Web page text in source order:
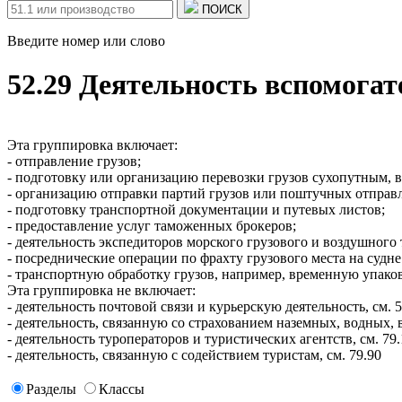
ПОИСК
Введите номер или слово
52.29 Деятельность
Эта группировка включает:
- отправление грузов;
- подготовку или организацию перевозки грузов
- организацию отправки партий грузов или поштучных
- подготовку транспортной документации и путевых листов;
- предоставление услуг таможенных брокеров;
- деятельность экспедиторов морского грузового и воздушного
- посреднические операции по фрахту грузового места на
- транспортную обработку грузов, например, временную
Эта группировка не включает:
- деятельность почтовой связи и курьерскую деятельность, см.
- деятельность, связанную со страхованием наземных,
- деятельность туроператоров и туристических агентств, см.
- деятельность, связанную с содействием туристам, см. 79.90
Разделы
Классы